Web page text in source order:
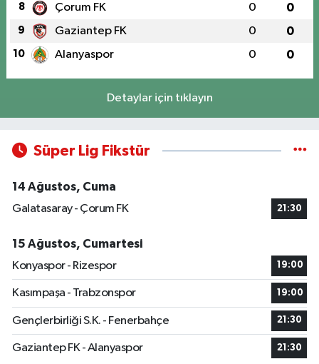
8 Çorum FK 0 0
9 Gaziantep FK 0 0
10 Alanyaspor 0 0
Detaylar için tıklayın
Süper Lig Fikstür
14 Ağustos, Cuma
Galatasaray - Çorum FK
21:30
15 Ağustos, Cumartesi
Konyaspor - Rizespor
19:00
Kasımpaşa - Trabzonspor 19:00
Gençlerbirliği S.K. - Fenerbahçe 21:30
Gaziantep FK - Alanyaspor 21:30